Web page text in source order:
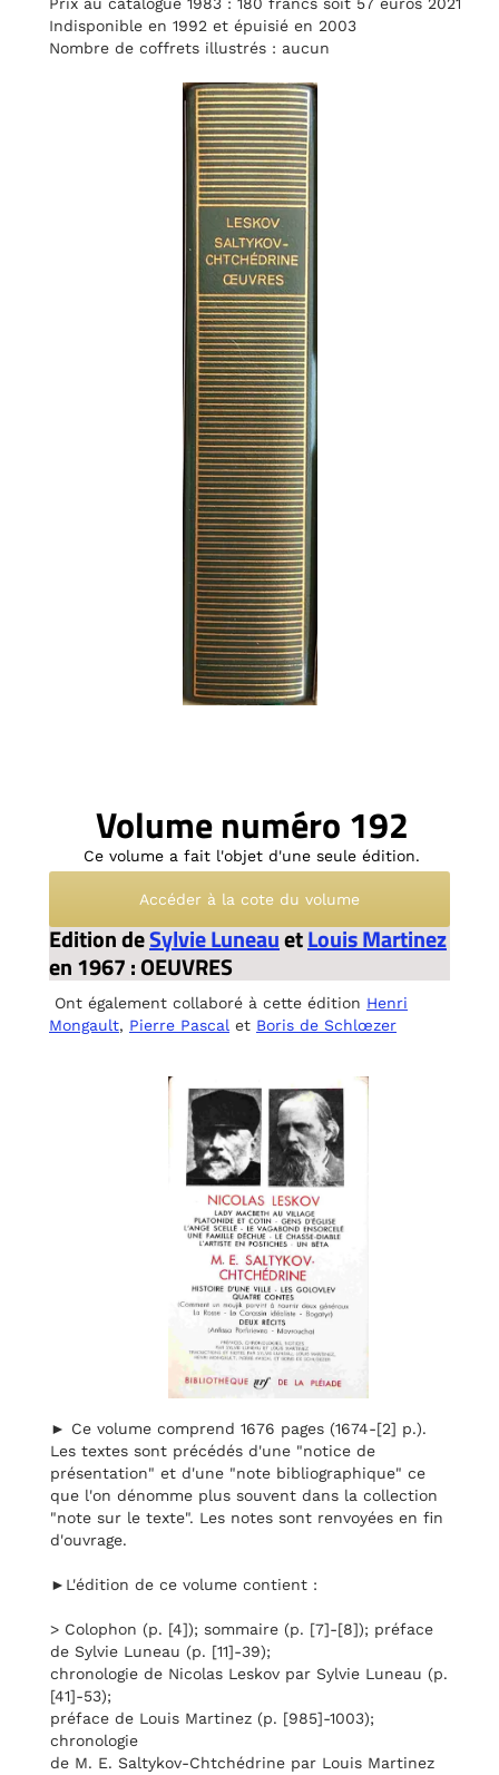
Indisponible en 1992 et épuisié en 2003
Nombre de coffrets illustrés : aucun
Volume numéro 192
Ce volume a fait l'objet d'une seule édition.
Accéder à la cote du volume
Edition deSylvie LuneauetLouis Martinez
en 1967 : OEUVRES
Ont également collaboré à cette édition Henri
Mongault, Pierre Pascal et Boris de Schlœzer
► Ce volume comprend 1676 pages (1674-[2] p.).
Les textes sont précédés d'une "notice de
présentation" et d'une "note bibliographique" ce
que l'on dénomme plus souvent dans la collection
"note sur le texte". Les notes sont renvoyées en fin
d'ouvrage.
►L'édition de ce volume contient :
> Colophon (p. [4]); sommaire (p. [7]-[8]); préface
de Sylvie Luneau (p. [11]-39);
chronologie de Nicolas Leskov par Sylvie Luneau (p.
[41]-53);
préface de Louis Martinez (p. [985]-1003);
chronologie
de M. E. Saltykov-Chtchédrine par Louis Martinez